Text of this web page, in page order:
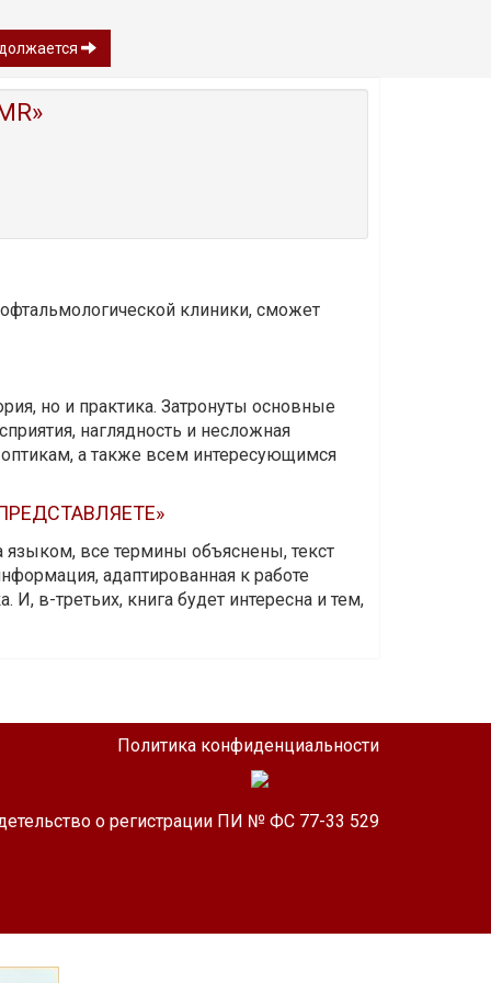
клиники, сможет
но и практика. Затронуты основные
наглядность и несложная
а также всем интересующимся
языком, все термины объяснены, текст
адаптированная к работе
в-третьих, книга будет интересна и тем,
Политика конфиденциальности
о регистрации ПИ № ФС 77-33 529